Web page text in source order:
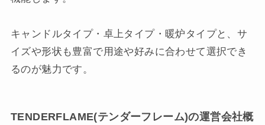
キャンドルタイプ・卓上タイプ・暖炉タイプと、サ
イズや形状も豊富で用途や好みに合わせて選択でき
るのが魅力です。
TENDERFLAME(テンダーフレーム)の運営会社概